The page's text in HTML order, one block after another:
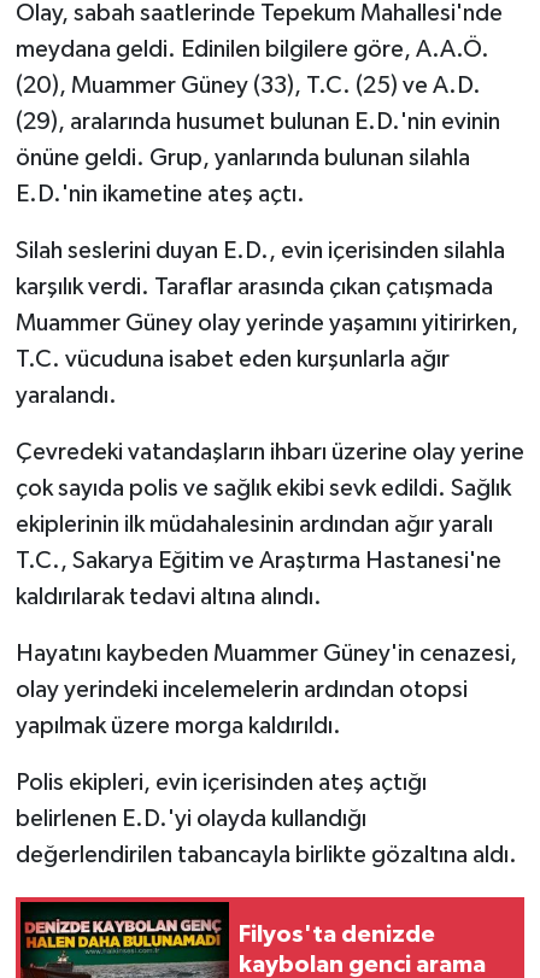
Olay, sabah saatlerinde Tepekum Mahallesi'nde
meydana geldi. Edinilen bilgilere göre, A.A.Ö.
(20), Muammer Güney (33), T.C. (25) ve A.D.
(29), aralarında husumet bulunan E.D.'nin evinin
önüne geldi. Grup, yanlarında bulunan silahla
E.D.'nin ikametine ateş açtı.
Silah seslerini duyan E.D., evin içerisinden silahla
karşılık verdi. Taraflar arasında çıkan çatışmada
Muammer Güney olay yerinde yaşamını yitirirken,
T.C. vücuduna isabet eden kurşunlarla ağır
yaralandı.
Çevredeki vatandaşların ihbarı üzerine olay yerine
çok sayıda polis ve sağlık ekibi sevk edildi. Sağlık
ekiplerinin ilk müdahalesinin ardından ağır yaralı
T.C., Sakarya Eğitim ve Araştırma Hastanesi'ne
kaldırılarak tedavi altına alındı.
Hayatını kaybeden Muammer Güney'in cenazesi,
olay yerindeki incelemelerin ardından otopsi
yapılmak üzere morga kaldırıldı.
Polis ekipleri, evin içerisinden ateş açtığı
belirlenen E.D.'yi olayda kullandığı
değerlendirilen tabancayla birlikte gözaltına aldı.
Filyos'ta denizde
kaybolan genci arama
Kilimli
Kültür - Sanat
Politika
Resmi İlan
Röportaj
Sağlık
SİYASET
Spor
Ulusal